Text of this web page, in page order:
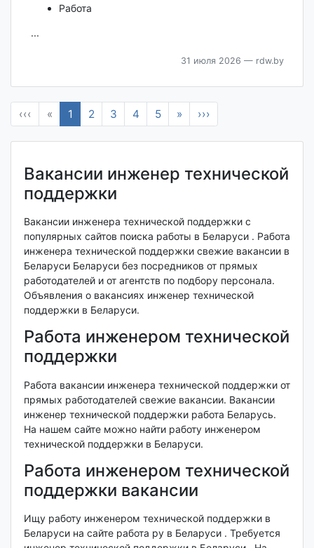
Работа
...
31 июля 2026 — rdw.by
‹‹‹ « 1 2 3 4 5 » ›››
Вакансии инженер технической
поддержки
Вакансии инженера технической поддержки с
популярных сайтов поиска работы в Беларуси . Работа
инженера технической поддержки свежие вакансии в
Беларуси Беларуси без посредников от прямых
работодателей и от агентств по подбору персонала.
Объявления о вакансиях инженер технической
поддержки в Беларуси.
Работа инженером технической
поддержки
Работа вакансии инженера технической поддержки от
прямых работодателей свежие вакансии. Вакансии
инженер технической поддержки работа Беларусь.
На нашем сайте можно найти работу инженером
технической поддержки в Беларуси.
Работа инженером технической
поддержки вакансии
Ищу работу инженером технической поддержки в
Беларуси на сайте работа ру в Беларуси . Требуется